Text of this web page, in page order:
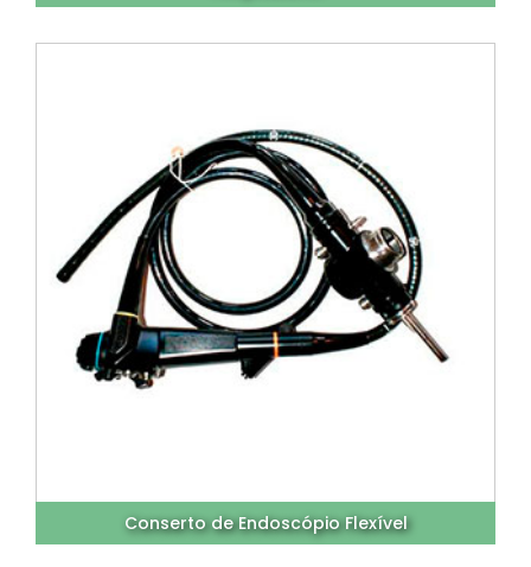
Conserto de Endoscópio Flexível